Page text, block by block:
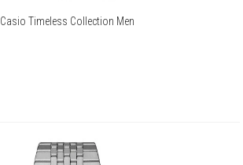
Casio Timeless Collection Men